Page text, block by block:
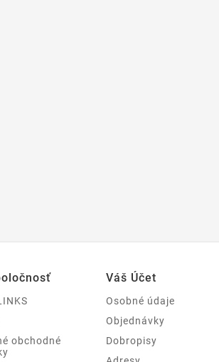
obchodné
Váš Účet
Osobné údaje
Objednávky
Dobropisy